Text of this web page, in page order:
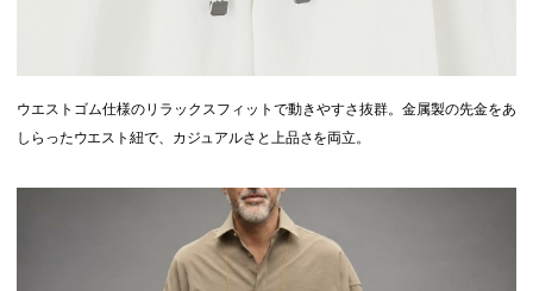
ウエストゴム仕様のリラックスフィットで動きやすさ抜群。金属製の先金をあ
しらったウエスト紐で、カジュアルさと上品さを両立。